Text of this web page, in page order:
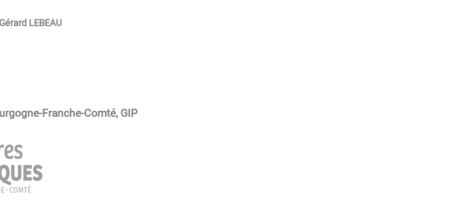
Gérard LEBEAU
Franche-Comté, GIP